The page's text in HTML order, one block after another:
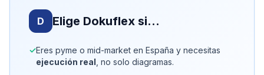
D Elige Dokuflex si…
✓Eres pyme o mid-market en España y necesitas
ejecución real , no solo diagramas.